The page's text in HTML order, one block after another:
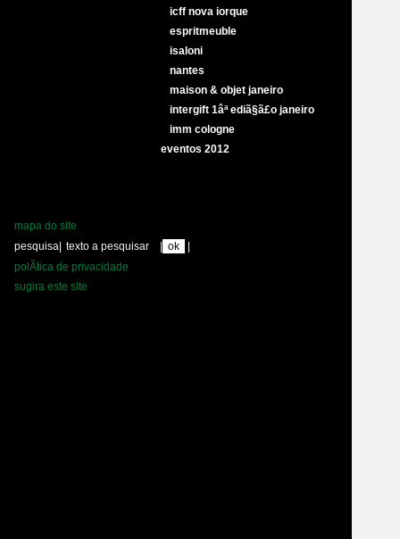
icff nova iorque
espritmeuble
isaloni
nantes
maison & objet janeiro
intergift 1âª ediã§ã£o janeiro
imm cologne
eventos 2012
mapa do site
pesquisa
polÃ­tica de privacidade
sugira este site